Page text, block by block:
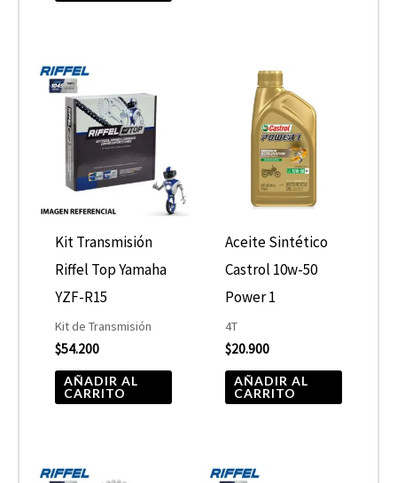
Kit Transmisión
Riffel Top Yamaha
YZF-R15
Kit de Transmisión
$54.200
AÑADIR AL
CARRITO
Aceite Sintético
Castrol 10w-50
Power 1
4T
$20.900
AÑADIR AL
CARRITO